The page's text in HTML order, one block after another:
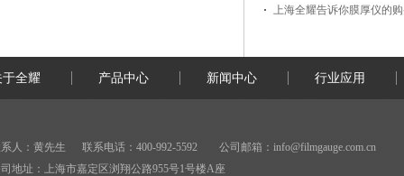
上海全耀告诉你膜厚仪的
于全耀 产品中心 新闻中心 行业应用
人：黄先生 联系电话：400-992-5592 公司邮箱： info@filmgauge.com.cn
地址：上海市嘉定区浏翔公路955号1号楼A座